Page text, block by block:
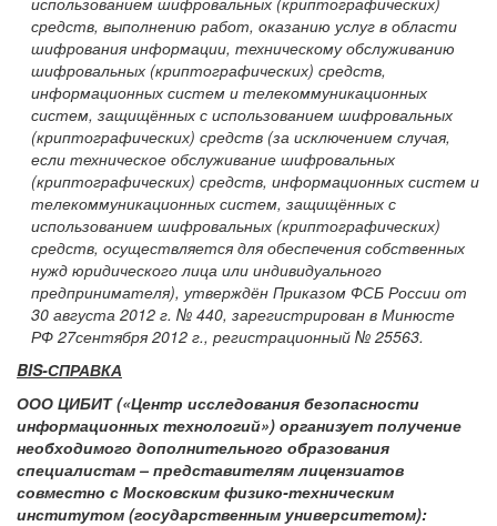
средств, выполнению работ, оказанию услуг в области
шифрования информации, техническому обслуживанию
шифровальных (криптографических) средств,
информационных систем и телекоммуникационных
систем, защищённых с использованием шифровальных
(криптографических) средств (за исключением случая,
если техническое обслуживание шифровальных
(криптографических) средств, информационных систем и
телекоммуникационных систем, защищённых с
использованием шифровальных (криптографических)
средств, осуществляется для обеспечения собственных
нужд юридического лица или индивидуального
предпринимателя), утверждён Приказом ФСБ России от
30 августа 2012 г. № 440, зарегистрирован в Минюсте
РФ 27сентября 2012 г., регистрационный № 25563.
BIS-СПРАВКА
ООО ЦИБИТ («Центр исследования безопасности
информационных технологий») организует получение
необходимого дополнительного образования
специалистам – представителям лицензиатов
совместно с Московским физико-техническим
институтом (государственным университетом):